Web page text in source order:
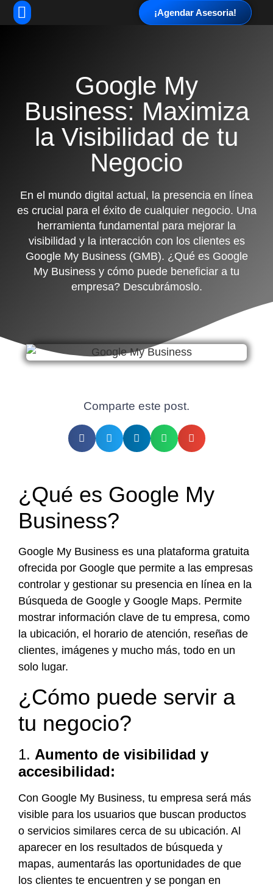
¡Agendar Asesoria!
Google My
Business: Maximiza
la Visibilidad de tu
Negocio
En el mundo digital actual, la presencia en línea
es crucial para el éxito de cualquier negocio. Una
herramienta fundamental para mejorar la
visibilidad y la interacción con los clientes es
Google My Business (GMB). ¿Qué es Google
My Business y cómo puede beneficiar a tu
empresa? Descubrámoslo.
Comparte este post.
¿Qué es Google My
Business?
Google My Business es una plataforma gratuita
ofrecida por Google que permite a las empresas
controlar y gestionar su presencia en línea en la
Búsqueda de Google y Google Maps. Permite
mostrar información clave de tu empresa, como
la ubicación, el horario de atención, reseñas de
clientes, imágenes y mucho más, todo en un
solo lugar.
¿Cómo puede servir a
tu negocio?
1. Aumento de visibilidad y
accesibilidad:
Con Google My Business, tu empresa será más
visible para los usuarios que buscan productos
o servicios similares cerca de su ubicación. Al
aparecer en los resultados de búsqueda y
mapas, aumentarás las oportunidades de que
los clientes te encuentren y se pongan en